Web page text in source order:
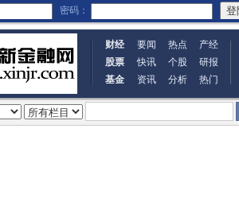
密码：
财经 要闻 热点
产经
股票
快讯 个股
研报
基金
资讯 分析 热门